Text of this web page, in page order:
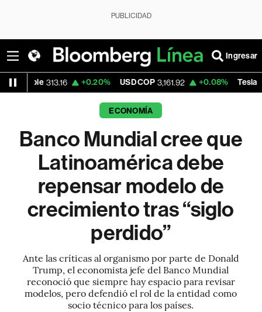
PUBLICIDAD
Ingresar
+0.20% USD COP 3,161.92 +0.08% Tesla 331.455
ECONOMÍA
Banco Mundial cree que
Latinoamérica debe
repensar modelo de
crecimiento tras “siglo
perdido”
Ante las críticas al organismo por parte de Donald
Trump, el economista jefe del Banco Mundial
reconoció que siempre hay espacio para revisar
modelos, pero defendió el rol de la entidad como
socio técnico para los países.